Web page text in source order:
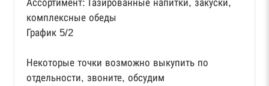
Ассортимент: Газированные напитки, закуски,
комплексные обеды
График 5/2
Некоторые точки возможно выкупить по
отдельности, звоните, обсудим